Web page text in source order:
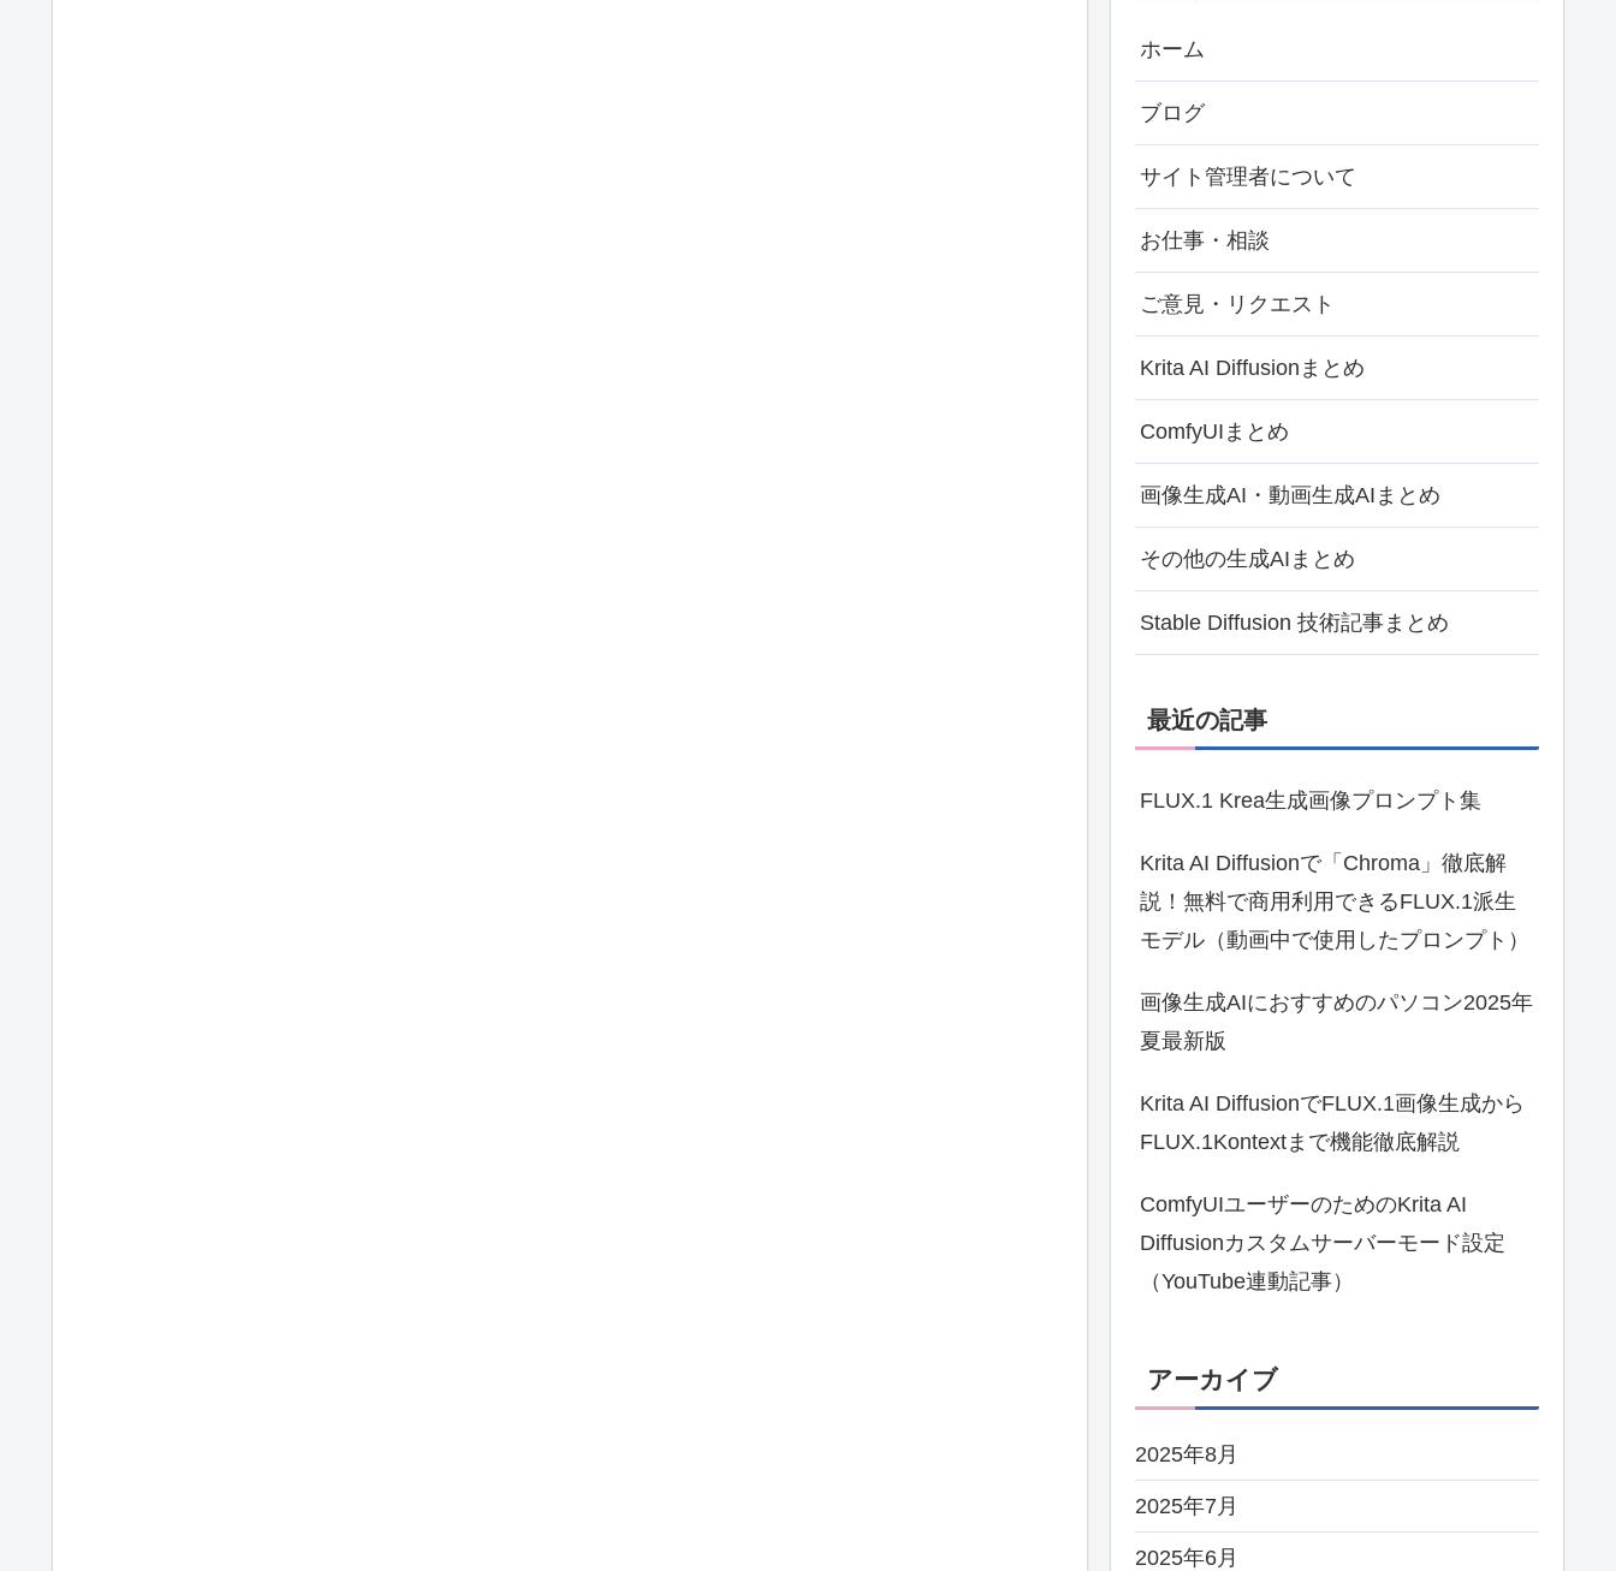
ホーム
ブログ
サイト管理者について
お仕事・相談
ご意見・リクエスト
Krita AI Diffusionまとめ
ComfyUIまとめ
画像生成AI・動画生成AIまとめ
その他の生成AIまとめ
Stable Diffusion 技術記事まとめ
最近の記事
FLUX.1 Krea生成画像プロンプト集
Krita AI Diffusionで「Chroma」徹底解
説！無料で商用利用できるFLUX.1派生
モデル（動画中で使用したプロンプト）
画像生成AIにおすすめのパソコン2025年
夏最新版
Krita AI DiffusionでFLUX.1画像生成から
FLUX.1Kontextまで機能徹底解説
ComfyUIユーザーのためのKrita AI
Diffusionカスタムサーバーモード設定
（YouTube連動記事）
アーカイブ
2025年8月
2025年7月
2025年6月